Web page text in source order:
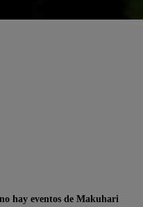
hay eventos de Makuhari